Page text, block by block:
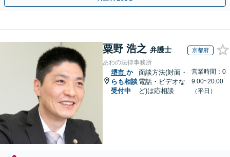
粟野 浩之 弁護士 京都府
あわの法律事務所
堺市 か
らも相談
受付中
面談方法(対面・
電話・ビデオな
ど)は応相談
営業時間：0
9:00~20:00
（平日）